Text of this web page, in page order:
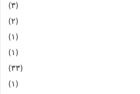
(۳)
(۲)
(۱)
(۱)
(۳۳)
(۱)